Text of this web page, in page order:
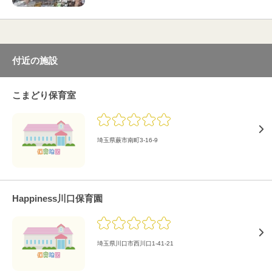
付近の施設
こまどり保育室
埼玉県蕨市南町3-16-9
Happiness川口保育園
埼玉県川口市西川口1-41-21